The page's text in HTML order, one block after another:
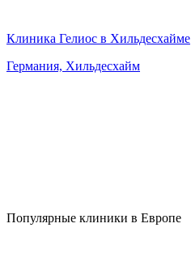
Клиника Гелиос в Хильдесхайме
Германия, Хильдесхайм
Популярные клиники в Европе